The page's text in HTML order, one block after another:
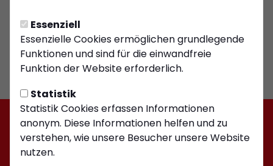
Essenziell
Essenzielle Cookies ermöglichen grundlegende
Funktionen und sind für die einwandfreie
Funktion der Website erforderlich.
Statistik
Statistik Cookies erfassen Informationen
anonym. Diese Informationen helfen und zu
verstehen, wie unsere Besucher unsere Website
nutzen.